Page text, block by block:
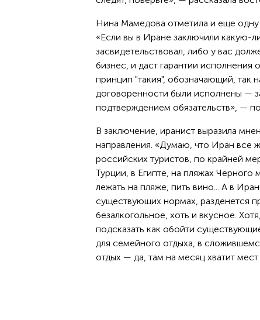
Нина Мамедова отметила и еще
«Если вы в Иране заключили какую-
засвидетельствовал, либо у вас
бизнес, и даст гарантии
принцип "такия", обозначающий, так
договоренности были исполнены —
подтверждением обязательств», —
В заключение, иранист выразила
направления. «Думаю, что Иран все
российских туристов, по крайней
Турции, в Египте, на пляжах
лежать на пляже, пить вино... А в
существующих нормах, разденется
безалкогольное, хоть и вкусное.
подсказать как обойти
для семейного отдыха, в
отдых — да, там на месяц хватит